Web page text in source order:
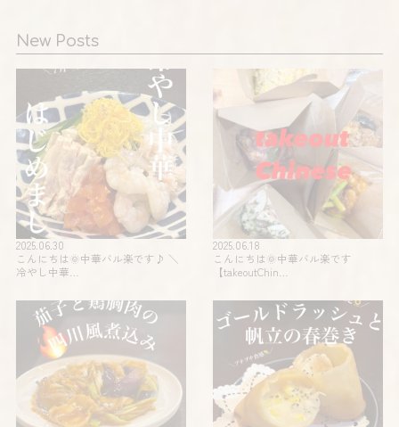
New Posts
2025.06.30
こんにちは🌞中華バル楽です♪ ＼
冷やし中華…
2025.06.18
こんにちは🌞中華バル楽です
【takeoutChin…